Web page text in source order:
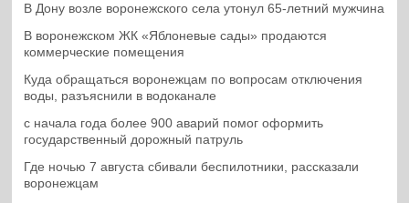
В Дону возле воронежского села утонул 65-летний мужчина
В воронежском ЖК «Яблоневые сады» продаются
коммерческие помещения
Куда обращаться воронежцам по вопросам отключения
воды, разъяснили в водоканале
с начала года более 900 аварий помог оформить
государственный дорожный патруль
Где ночью 7 августа сбивали беспилотники, рассказали
воронежцам